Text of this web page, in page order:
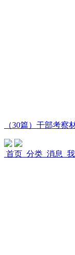
（30篇）干部考察
首页 分类 消息